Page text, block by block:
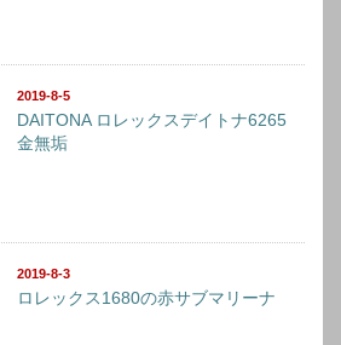
2019-8-5
DAITONA ロレックスデイトナ6265
金無垢
2019-8-3
ロレックス1680の赤サブマリーナ